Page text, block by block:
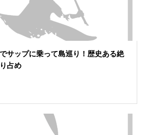
けが禁止される理
さずに自然を楽
サップに乗って島巡り！歴史ある絶
占め